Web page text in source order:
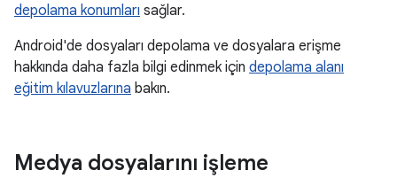
depolama konumları sağlar.
Android'de dosyaları depolama ve dosyalara erişme
hakkında daha fazla bilgi edinmek için depolama alanı
eğitim kılavuzlarına bakın.
Medya dosyalarını işleme